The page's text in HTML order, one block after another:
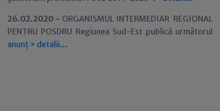
26.02.2020 - ORGANISMUL INTERMEDIAR REGIONAL
PENTRU POSDRU Regiunea Sud-Est publică următorul
anunț > detalii...